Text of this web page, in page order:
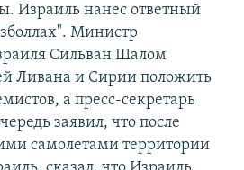
Израиль нанес ответный
Министр
Сильван Шалом
Ливана и Сирии положить
а пресс-секретарь
заявил, что после
самолетами территории